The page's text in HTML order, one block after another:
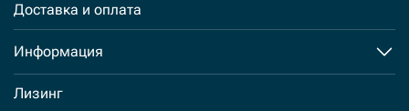
Доставка и оплата
Информация
Лизинг